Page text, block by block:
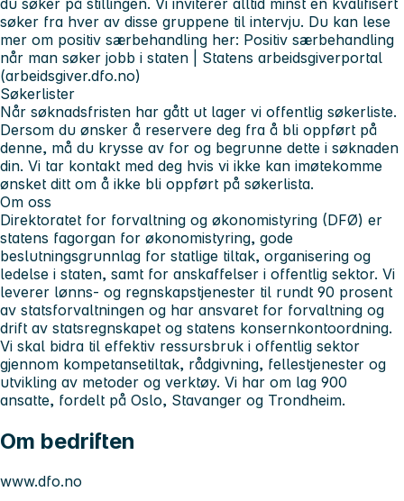
søker fra hver av disse gruppene til intervju. Du kan lese
mer om positiv særbehandling her: Positiv særbehandling
når man søker jobb i staten | Statens arbeidsgiverportal
(arbeidsgiver.dfo.no)
Søkerlister
Når søknadsfristen har gått ut lager vi offentlig søkerliste.
Dersom du ønsker å reservere deg fra å bli oppført på
denne, må du krysse av for og begrunne dette i søknaden
din. Vi tar kontakt med deg hvis vi ikke kan imøtekomme
ønsket ditt om å ikke bli oppført på søkerlista.
Om oss
Direktoratet for forvaltning og økonomistyring (DFØ) er
statens fagorgan for økonomistyring, gode
beslutningsgrunnlag for statlige tiltak, organisering og
ledelse i staten, samt for anskaffelser i offentlig sektor. Vi
leverer lønns- og regnskapstjenester til rundt 90 prosent
av statsforvaltningen og har ansvaret for forvaltning og
drift av statsregnskapet og statens konsernkontoordning.
Vi skal bidra til effektiv ressursbruk i offentlig sektor
gjennom kompetansetiltak, rådgivning, fellestjenester og
utvikling av metoder og verktøy. Vi har om lag 900
ansatte, fordelt på Oslo, Stavanger og Trondheim.
Om bedriften
www.dfo.no